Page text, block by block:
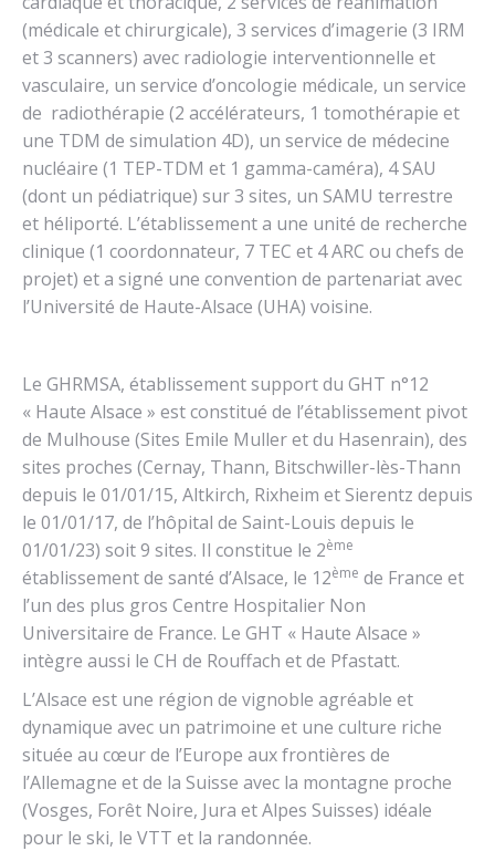
(médicale et chirurgicale), 3 services d’imagerie (3 IRM
et 3 scanners) avec radiologie interventionnelle et
vasculaire, un service d’oncologie médicale, un service
de radiothérapie (2 accélérateurs, 1 tomothérapie et
une TDM de simulation 4D), un service de médecine
nucléaire (1 TEP-TDM et 1 gamma-caméra), 4 SAU
(dont un pédiatrique) sur 3 sites, un SAMU terrestre
et héliporté. L’établissement a une unité de recherche
clinique (1 coordonnateur, 7 TEC et 4 ARC ou chefs de
projet) et a signé une convention de partenariat avec
l’Université de Haute-Alsace (UHA) voisine.
Le GHRMSA, établissement support du GHT n°12
« Haute Alsace » est constitué de l’établissement pivot
de Mulhouse (Sites Emile Muller et du Hasenrain), des
sites proches (Cernay, Thann, Bitschwiller-lès-Thann
depuis le 01/01/15, Altkirch, Rixheim et Sierentz depuis
le 01/01/17, de l’hôpital de Saint-Louis depuis le
01/01/23) soit 9 sites. Il constitue le 2ème
établissement de santé d’Alsace, le 12ème de France et
l’un des plus gros Centre Hospitalier Non
Universitaire de France. Le GHT « Haute Alsace »
intègre aussi le CH de Rouffach et de Pfastatt.
L’Alsace est une région de vignoble agréable et
dynamique avec un patrimoine et une culture riche
située au cœur de l’Europe aux frontières de
l’Allemagne et de la Suisse avec la montagne proche
(Vosges, Forêt Noire, Jura et Alpes Suisses) idéale
pour le ski, le VTT et la randonnée.